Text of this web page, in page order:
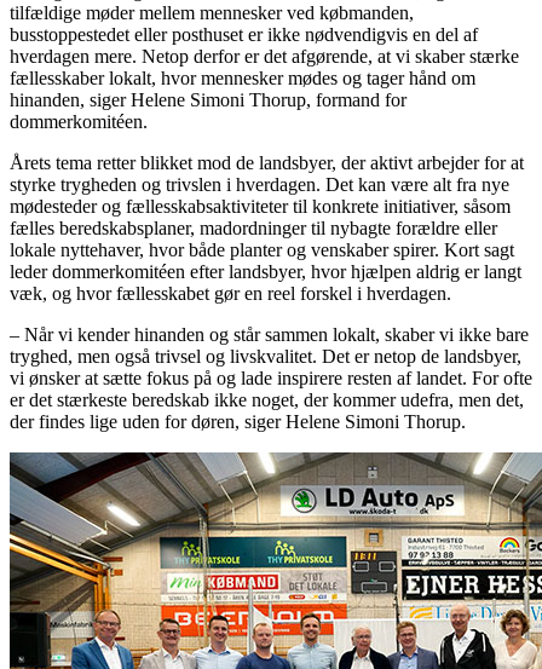
tilfældige møder mellem mennesker ved købmanden,
busstoppestedet eller posthuset er ikke nødvendigvis en del af
hverdagen mere. Netop derfor er det afgørende, at vi skaber stærke
fællesskaber lokalt, hvor mennesker mødes og tager hånd om
hinanden, siger Helene Simoni Thorup, formand for
dommerkomitéen.
Årets tema retter blikket mod de landsbyer, der aktivt arbejder for at
styrke trygheden og trivslen i hverdagen. Det kan være alt fra nye
mødesteder og fællesskabsaktiviteter til konkrete initiativer, såsom
fælles beredskabsplaner, madordninger til nybagte forældre eller
lokale nyttehaver, hvor både planter og venskaber spirer. Kort sagt
leder dommerkomitéen efter landsbyer, hvor hjælpen aldrig er langt
væk, og hvor fællesskabet gør en reel forskel i hverdagen.
– Når vi kender hinanden og står sammen lokalt, skaber vi ikke bare
tryghed, men også trivsel og livskvalitet. Det er netop de landsbyer,
vi ønsker at sætte fokus på og lade inspirere resten af landet. For ofte
er det stærkeste beredskab ikke noget, der kommer udefra, men det,
der findes lige uden for døren, siger Helene Simoni Thorup.